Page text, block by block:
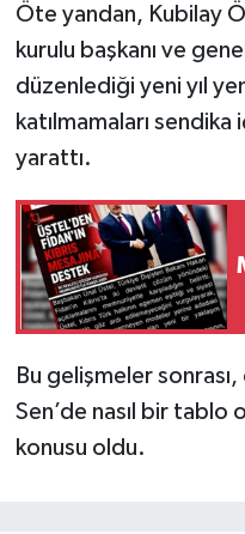
Öte yandan, Kubilay
kurulu başkanı ve
düzenlediği yeni yıl
katılmamaları
yarattı.
Bu gelişmeler
Sen’de nasıl bir tablo
konusu oldu.